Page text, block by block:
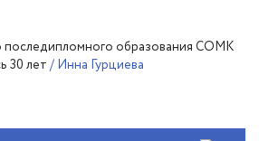
образования СОМК
30 лет / Инна Гурциева